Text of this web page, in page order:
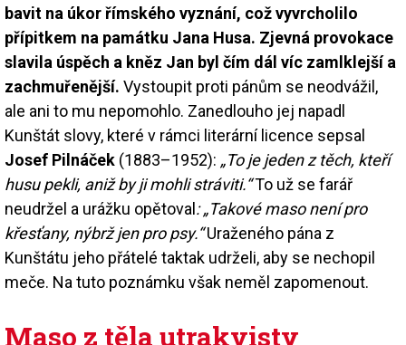
bavit na úkor římského vyznání, což vyvrcholilo
přípitkem na památku Jana Husa. Zjevná provokace
slavila úspěch a kněz Jan byl čím dál víc zamlklejší a
zachmuřenější. Vystoupit proti pánům se neodvážil,
ale ani to mu nepomohlo. Zanedlouho jej napadl
Kunštát slovy, které v rámci literární licence sepsal
Josef Pilnáček (1883–1952): „To je jeden z těch, kteří
husu pekli, aniž by ji mohli stráviti.“To už se farář
neudržel a urážku opětoval: „Takové maso není pro
křesťany, nýbrž jen pro psy.“Uraženého pána z
Kunštátu jeho přátelé taktak udrželi, aby se nechopil
meče. Na tuto poznámku však neměl zapomenout.
Maso z těla utrakvisty